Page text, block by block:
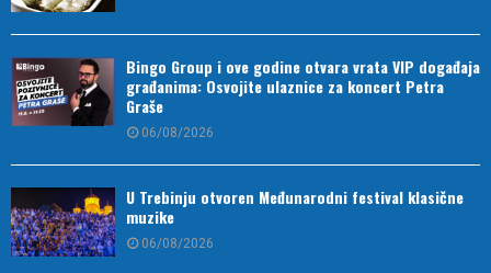
Bingo Group i ove godine otvara vrata VIP događaja
građanima: Osvojite ulaznice za koncert Petra
Graše
06/08/2026
U Trebinju otvoren Međunarodni festival klasične
muzike
06/08/2026